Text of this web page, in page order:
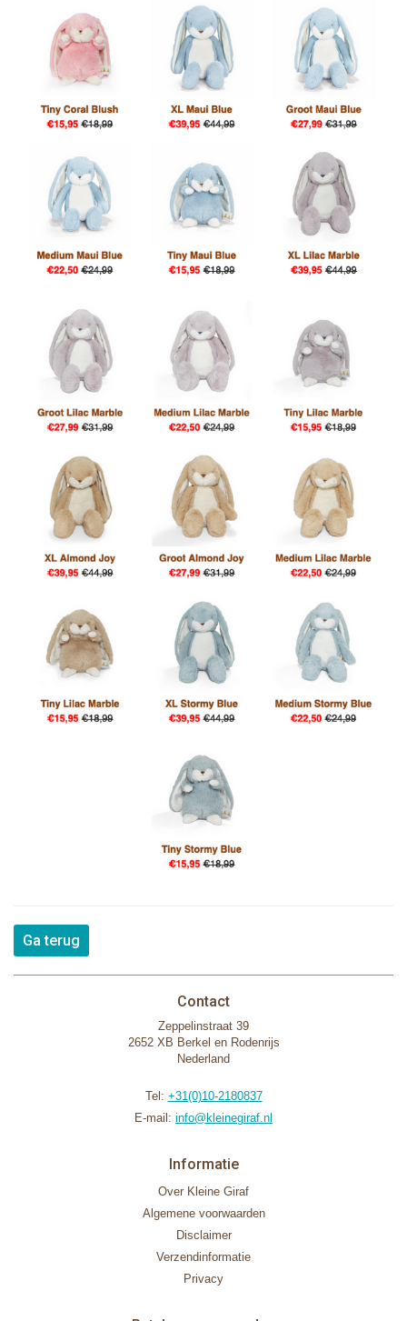
Ga terug
Contact
Zeppelinstraat 39
2652 XB Berkel en Rodenrijs
Nederland
Tel: +31(0)10-2180837
E-mail: info@kleinegiraf.nl
Informatie
Over Kleine Giraf
Algemene voorwaarden
Disclaimer
Verzendinformatie
Privacy